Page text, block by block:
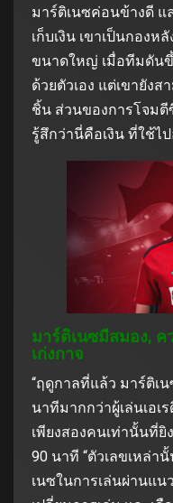
มาร์ติเนซค่อนข้างดี แ
เก็บเงิน เขาเป็นกอง
ขนาดใหญ่ เมื่อทีมดันขึ้
ด้วยตัวเอง แต่เขายัง
ชิ้น ส่วนของการโจมตี
รู้สึกว่านี่คือเงิน ที่ใช้ไ
มาร์ติเนซมีสมอง,
เก่งกาจ
“ฤดูกาลที่แล้ว มาร์ติเ
นาทีมากกว่าผู้เล่นเอ
เพียงสองคนเท่านั้นที่
90 นาที “ตัวเลขเหล่
เนซในการเล่นผ่านแน